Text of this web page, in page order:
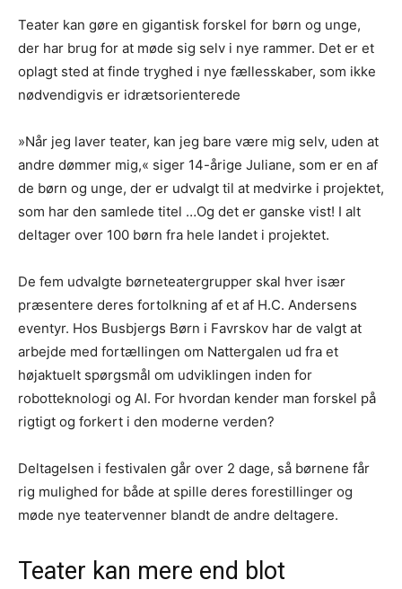
Teater kan gøre en gigantisk forskel for børn og unge,
der har brug for at møde sig selv i nye rammer. Det er et
oplagt sted at finde tryghed i nye fællesskaber, som ikke
nødvendigvis er idrætsorienterede
»Når jeg laver teater, kan jeg bare være mig selv, uden at
andre dømmer mig,« siger 14-årige Juliane, som er en af
de børn og unge, der er udvalgt til at medvirke i projektet,
som har den samlede titel …Og det er ganske vist! I alt
deltager over 100 børn fra hele landet i projektet.
De fem udvalgte børneteatergrupper skal hver især
præsentere deres fortolkning af et af H.C. Andersens
eventyr. Hos Busbjergs Børn i Favrskov har de valgt at
arbejde med fortællingen om Nattergalen ud fra et
højaktuelt spørgsmål om udviklingen inden for
robotteknologi og AI. For hvordan kender man forskel på
rigtigt og forkert i den moderne verden?
Deltagelsen i festivalen går over 2 dage, så børnene får
rig mulighed for både at spille deres forestillinger og
møde nye teatervenner blandt de andre deltagere.
Teater kan mere end blot